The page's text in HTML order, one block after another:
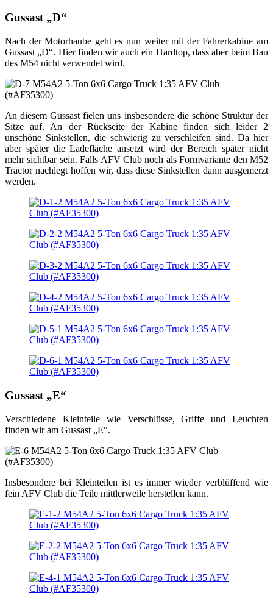
Gussast „D“
Nach der Motorhaube geht es nun weiter mit der Fahrerkabine am
Gussast „D“. Hier finden wir auch ein Hardtop, dass aber beim Bau
des M54 nicht verwendet wird.
An diesem Gussast fielen uns insbesondere die schöne Struktur der
Sitze auf. An der Rückseite der Kabine finden sich leider 2
unschöne Sinkstellen, die schwierig zu verschleifen sind. Da hier
aber später die Ladefläche ansetzt wird der Bereich später nicht
mehr sichtbar sein. Falls AFV Club noch als Formvariante den M52
Tractor nachlegt hoffen wir, dass diese Sinkstellen dann ausgemerzt
werden.
Gussast „E“
Verschiedene Kleinteile wie Verschlüsse, Griffe und Leuchten
finden wir am Gussast „E“.
Insbesondere bei Kleinteilen ist es immer wieder verblüffend wie
fein AFV Club die Teile mittlerweile herstellen kann.